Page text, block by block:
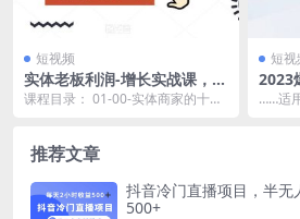
短视频
实体老板利润-增长实战课，让
实体生意业绩快速提升
课程目录： 01-00-实体商家的十大
短视
2023
会
……适
推荐文章
抖音冷门直播项目，半
500+